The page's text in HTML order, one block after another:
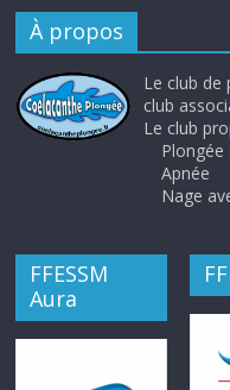
À propos
Le club de
club
Le club
Plongée
Apnée
Nage
FFESSM
Aura